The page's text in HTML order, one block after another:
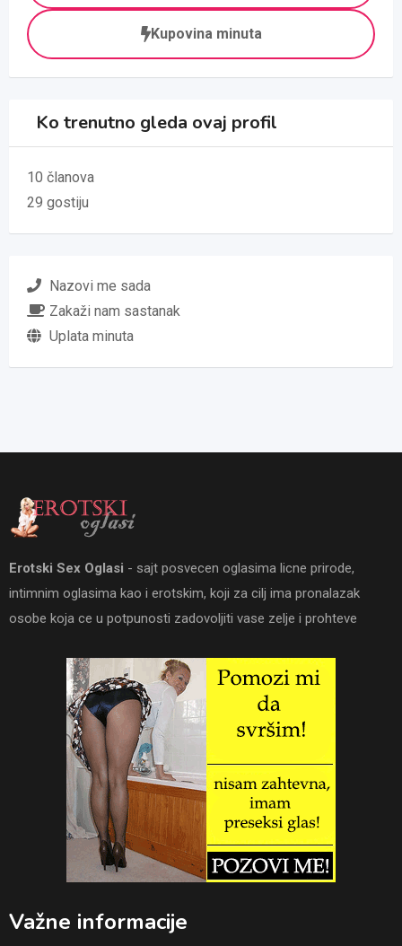
Kupovina minuta
Ko trenutno gleda ovaj profil
10 članova
29 gostiju
Nazovi me sada
Zakaži nam sastanak
Uplata minuta
Erotski Sex Oglasi - sajt posvecen oglasima licne prirode,
intimnim oglasima kao i erotskim, koji za cilj ima pronalazak
osobe koja ce u potpunosti zadovoljiti vase zelje i prohteve
Važne informacije